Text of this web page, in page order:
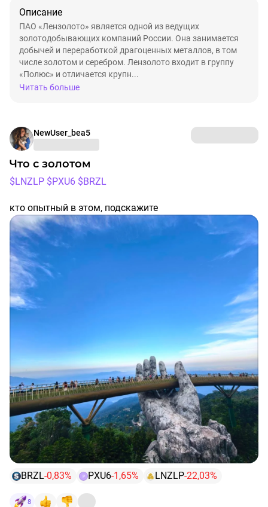
Описание
ПАО «Лензолото» является одной из ведущих
золотодобывающих компаний России. Она занимается
добычей и переработкой драгоценных металлов, в том
числе золотом и серебром. Лензолото входит в группу
«Полюс» и отличается крупн...
Читать больше
NewUser_bea5
Что с золотом
$LNZLP $PXU6 $BRZL
кто опытный в этом, подскажите
BRZL-0,83% P PXU6-1,65% LNZLP-22,03%
8